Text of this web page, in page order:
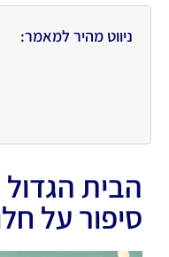
ניווט מהיר למאמר:
הבית
סיפור על